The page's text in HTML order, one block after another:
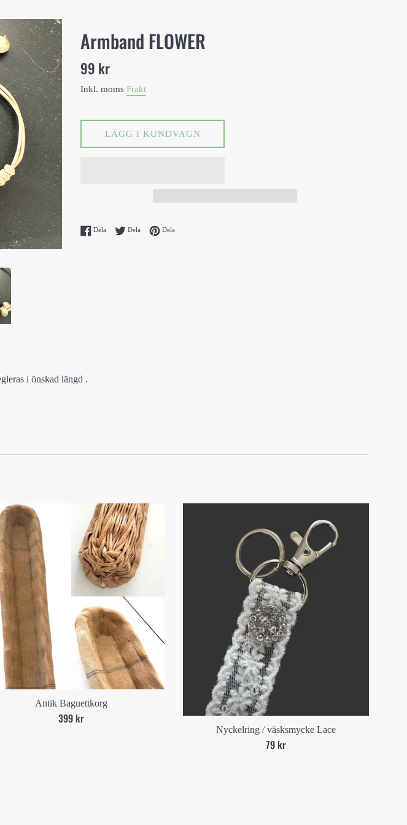
Armband FLOWER
Ord.
pris
99 kr
Inkl. moms Frakt
LÄGG I KUNDVAGN
Dela Dela på Facebook
Dela Dela på Twitter
Dela
i önskad längd .
Antik Baguettkorg
Ord.
399 kr
Nyckelring / väsksmycke Lace
Ord.
79 kr